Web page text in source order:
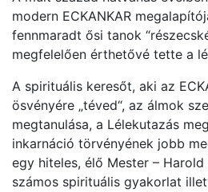
modern ECKANKAR
fennmaradt ősi tanok
megfelelően érthetővé tette a
A spirituális keresőt, aki az
ösvényére „téved“, az álmok
megtanulása, a Lélekutazás
inkarnáció törvényének jobb
egy hiteles, élő Mester –
számos spirituális gyakorlat